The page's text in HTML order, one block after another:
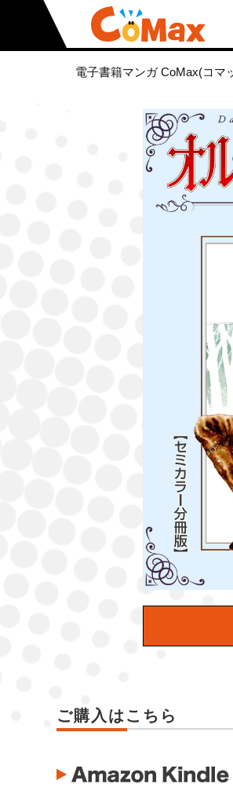
電子書籍マンガ CoMax(コマ
ご購入はこちら